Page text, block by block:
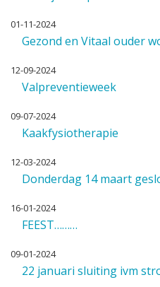
01-11-2024
Gezond en Vitaal ouder
12-09-2024
Valpreventieweek
09-07-2024
Kaakfysiotherapie
12-03-2024
Donderdag 14 maart
16-01-2024
FEEST………
09-01-2024
22 januari sluiting ivm